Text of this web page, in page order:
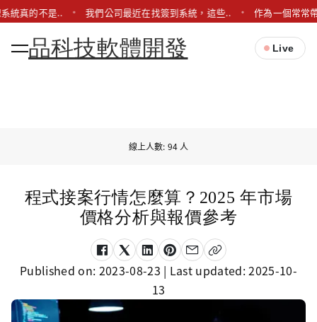
統真的不是.. 我們公司最近在找簽到系統，這些.. 作為一個常常
品科技軟體開發 Live
線上人數: 94 人
程式接案行情怎麼算？2025 年市場
價格分析與報價參考
Published on: 2023-08-23 | Last updated:2025-10-
13